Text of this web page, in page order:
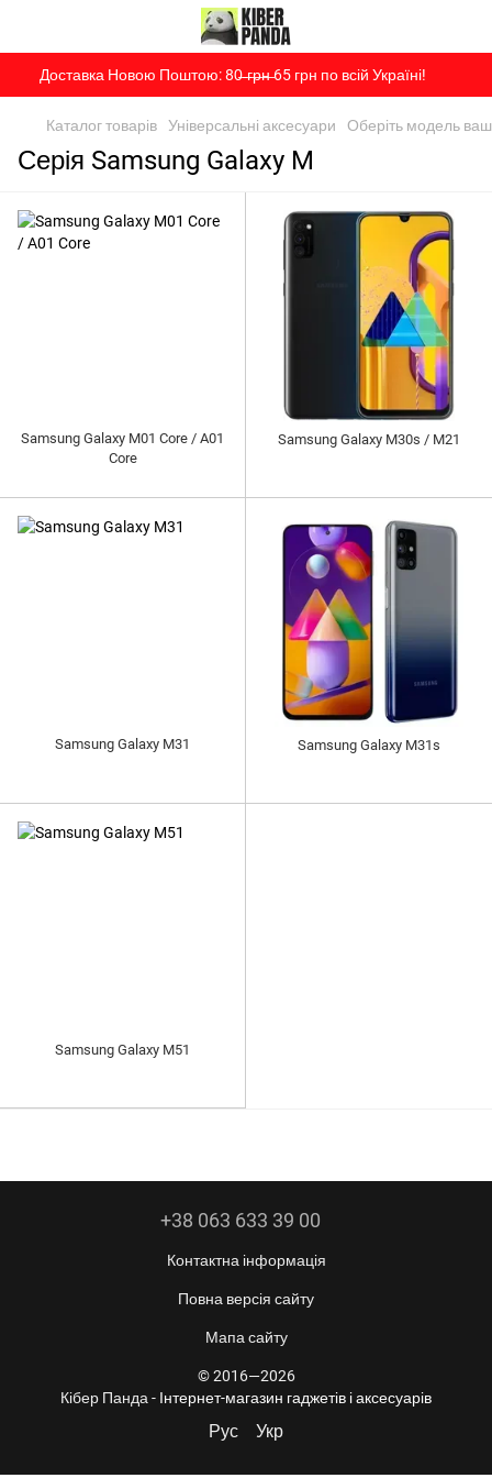
Доставка Новою Поштою: 80̶ ̶г̶р̶н̶ 65 грн по всій Україні!
Каталог товарів Універсальні аксесуари Оберіть модель
Серія Samsung Galaxy M
Samsung Galaxy M01 Core / A01
Core
Samsung Galaxy M30s / M21
Samsung Galaxy M31 Samsung Galaxy M31s
Samsung Galaxy M51
+38 063 633 39 00
Контактна інформація
Повна версія сайту
Мапа сайту
© 2016—2026
Кібер Панда - Інтернет-магазин гаджетів і аксесуарів
Рус Укр